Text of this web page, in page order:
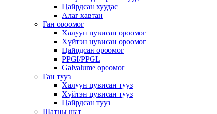
Цайрдсан хуудас
Алаг хавтан
Ган ороомог
Халуун цувисан ороомог
Хүйтэн цувисан ороомог
Цайрдсан ороомог
PPGI/PPGL
Galvalume ороомог
Ган тууз
Халуун цувисан тууз
Хүйтэн цувисан тууз
Цайрдсан тууз
Шатны шат